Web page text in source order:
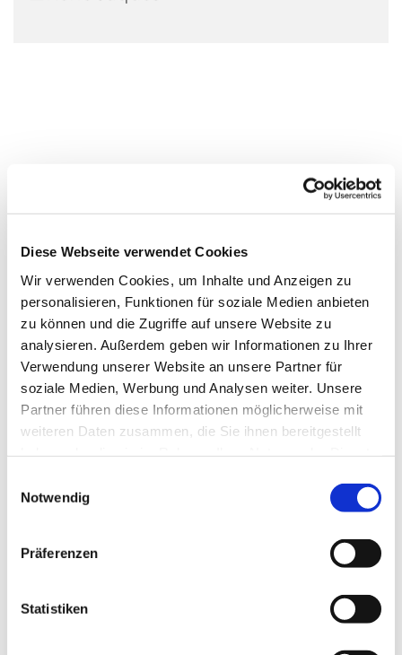
Diese Webseite verwendet Cookies
Wir verwenden Cookies, um Inhalte und Anzeigen zu
personalisieren, Funktionen für soziale Medien anbieten
zu können und die Zugriffe auf unsere Website zu
analysieren. Außerdem geben wir Informationen zu Ihrer
Verwendung unserer Website an unsere Partner für
soziale Medien, Werbung und Analysen weiter. Unsere
Partner führen diese Informationen möglicherweise mit
weiteren Daten zusammen, die Sie ihnen bereitgestellt
Notwendig
Präferenzen
Statistiken
Dies könnte Sie auch